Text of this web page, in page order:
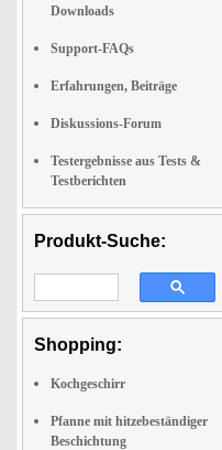
Downloads
Support-FAQs
Erfahrungen, Beiträge
Diskussions-Forum
Testergebnisse aus Tests &
Testberichten
Produkt-Suche:
Shopping:
Kochgeschirr
Pfanne mit hitzebeständiger
Beschichtung